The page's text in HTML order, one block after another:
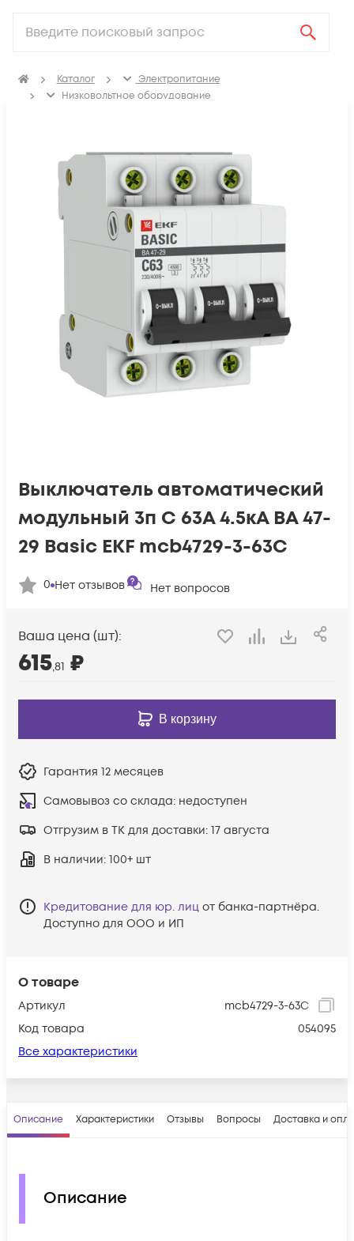
Каталог
Электропитание
Низковольтное оборудование
О товаре
Артикул
mcb4729-3-63C
Код товара
054095
Все характеристики
Выключатель автоматический
модульный 3п C 63А 4.5кА ВА 47-
29 Basic EKF mcb4729-3-63C
0 Нет отзывов Нет вопросов
Ваша цена (шт):
615,81 ₽
В корзину
Гарантия 12 месяцев
Самовывоз со склада: недоступен
Отгрузим в ТК для доставки: 17 августа
В наличии: 100+ шт
Кредитование для юр. лиц от банка-партнёра.
Доступно для ООО и ИП
Описание Характеристики Отзывы Вопросы Доставка и
Описание